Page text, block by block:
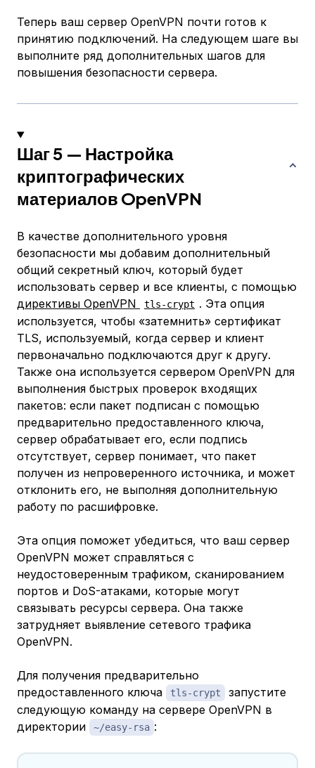
Теперь ваш сервер OpenVPN почти готов к
принятию подключений. На следующем шаге вы
выполните ряд дополнительных шагов для
повышения безопасности сервера.
Шаг 5 — Настройка
криптографических
материалов OpenVPN
В качестве дополнительного уровня
безопасности мы добавим дополнительный
общий секретный ключ, который будет
использовать сервер и все клиенты, с помощью
директивы OpenVPN
tls-crypt . Эта опция
используется, чтобы «затемнить» сертификат
TLS, используемый, когда сервер и клиент
первоначально подключаются друг к другу.
Также она используется сервером OpenVPN для
выполнения быстрых проверок входящих
пакетов: если пакет подписан с помощью
предварительно предоставленного ключа,
сервер обрабатывает его, если подпись
отсутствует, сервер понимает, что пакет
получен из непроверенного источника, и может
отклонить его, не выполняя дополнительную
работу по расшифровке.
Эта опция поможет убедиться, что ваш сервер
OpenVPN может справляться с
неудостоверенным трафиком, сканированием
портов и DoS-атаками, которые могут
связывать ресурсы сервера. Она также
затрудняет выявление сетевого трафика
OpenVPN.
Для получения предварительно
предоставленного ключа
tls-crypt
​​​ запустите
следующую команду на сервере OpenVPN в
директории
~/easy-rsa :